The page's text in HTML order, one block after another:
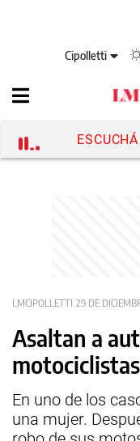
Cipolletti
ESCUCHÁ
LMCIPOLLETTI 29 DE
Asaltan a
motociclistas
En uno de los
una mujer.